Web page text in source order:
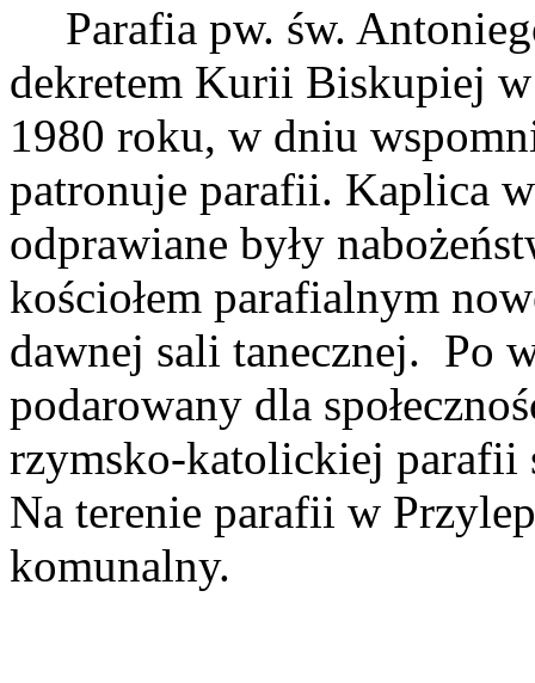
Parafia pw. św.
dekretem Kurii Biskupiej
1980 roku, w dniu
patronuje parafii. Kaplica
odprawiane były
kościołem parafialnym
dawnej sali tanecznej. Po
podarowany dla
rzymsko-katolickiej parafii
Na terenie parafii w
komunalny.